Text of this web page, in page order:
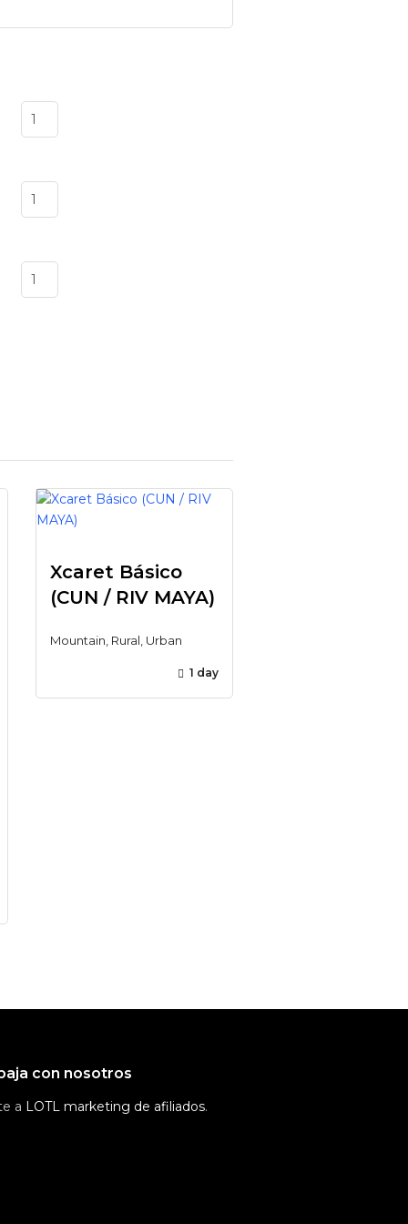
Xcaret Básico
(CUN / RIV MAYA)
Mountain, Rural, Urban
1 day
con nosotros
a LOTL marketing de afiliados.